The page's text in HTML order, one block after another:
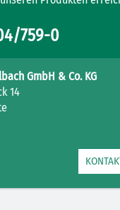
759-0
GmbH & Co. KG
14